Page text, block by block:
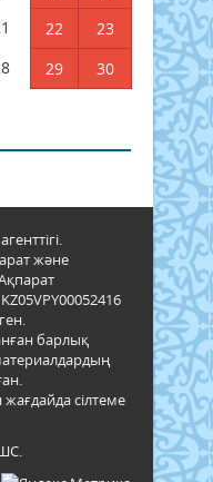
22
23
29
30
және
барлық
сілтеме